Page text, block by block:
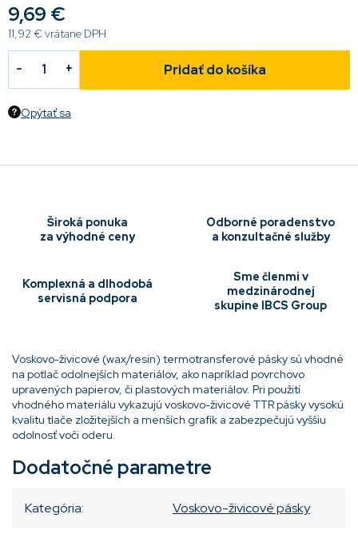
9,69 €
11,92 € vrátane DPH
Pridať do košíka
Opýtať sa
Široká ponuka
za výhodné ceny
Odborné poradenstvo
a konzultačné služby
Komplexná a dlhodobá
servisná podpora
Sme členmi v
medzinárodnej
skupine IBCS Group
Voskovo-živicové (wax/resin) termotransferové pásky sú vhodné
na potlač odolnejších materiálov, ako napríklad povrchovo
upravených papierov, či plastových materiálov. Pri použití
vhodného materiálu vykazujú voskovo-živicové TTR pásky vysokú
kvalitu tlače zložitejších a menších grafík a zabezpečujú vyššiu
odolnosť voči oderu.
Dodatočné parametre
Kategória: Voskovo-živicové pásky